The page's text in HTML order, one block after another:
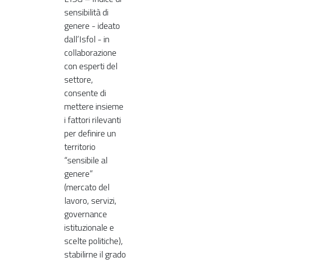
sensibilità di
genere - ideato
dall’Isfol - in
collaborazione
con esperti del
settore,
consente di
mettere insieme
i fattori rilevanti
per definire un
territorio
“sensibile al
genere”
(mercato del
lavoro, servizi,
governance
istituzionale e
scelte politiche),
stabilirne il grado